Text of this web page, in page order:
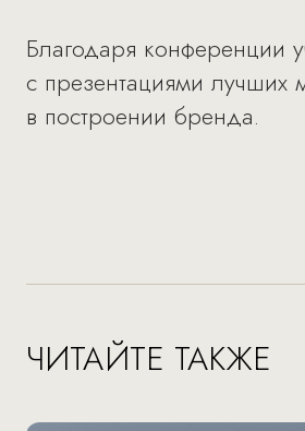
Благодаря конференции
с презентациями
в построении бренда.
ЧИТАЙТЕ ТАКЖЕ